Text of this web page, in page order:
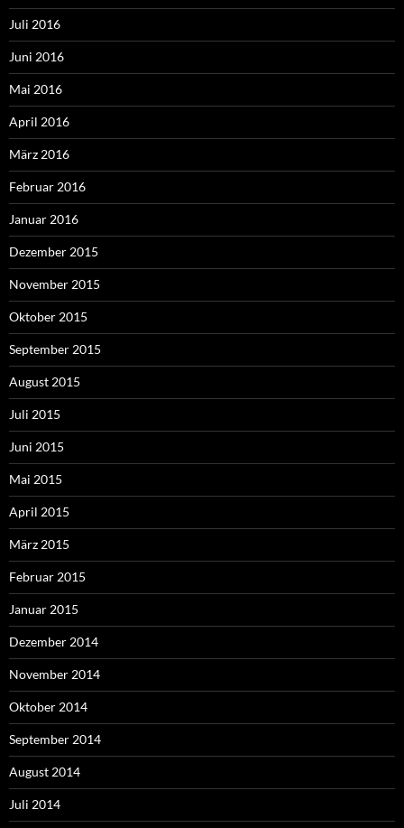
Juli 2016
Juni 2016
Mai 2016
April 2016
März 2016
Februar 2016
Januar 2016
Dezember 2015
November 2015
Oktober 2015
September 2015
August 2015
Juli 2015
Juni 2015
Mai 2015
April 2015
März 2015
Februar 2015
Januar 2015
Dezember 2014
November 2014
Oktober 2014
September 2014
August 2014
Juli 2014